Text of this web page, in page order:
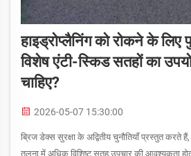
हाइड्रोप्लैनिंग को रोकने के
विशेष एंटी-स्किड सतहों का
चाहिए?
2026-05-07 15:30:00
ब्रिज डेक्स सुरक्षा के अद्वितीय चुनौतियाँ प्रस्तुत
तुलना में अधिक विशिष्ट सतह उपचार की आवश्यकता